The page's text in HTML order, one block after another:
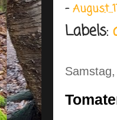
-August
Labels: